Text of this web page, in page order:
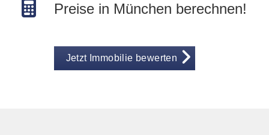
Preise in München berechnen!
Jetzt Immobilie bewerten